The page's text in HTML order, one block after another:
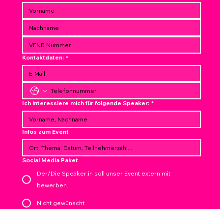
Kontaktdaten: *
Ich interessiere mich für folgende Speaker: *
Infos zum Event
Social Media Paket
Der/Die Speaker:in soll unser Event extern mit
bewerben.
Nicht gewünscht